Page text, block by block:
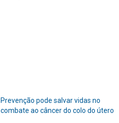
Prevenção pode salvar vidas no
combate ao câncer do colo do útero